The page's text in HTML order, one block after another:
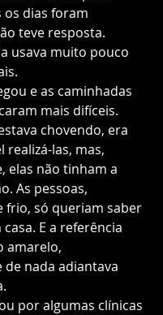
os dias foram
teve resposta.
usava muito pouco
e as caminhadas
mais difíceis.
chovendo, era
realizá-las, mas,
elas não tinham a
As pessoas,
frio, só queriam saber
E a referência
amarelo,
nada adiantava
por algumas clínicas